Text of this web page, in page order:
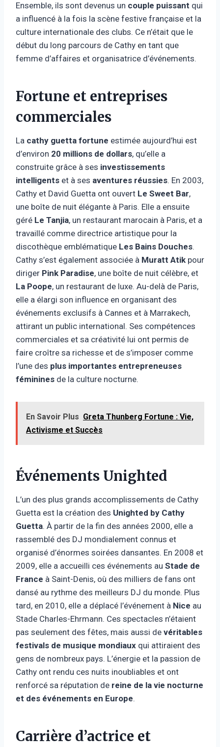
Ensemble, ils sont devenus un couple puissant qui
a influencé à la fois la scène festive française et la
culture internationale des clubs. Ce n’était que le
début du long parcours de Cathy en tant que
femme d’affaires et organisatrice d’événements.
Fortune et entreprises
commerciales
La cathy guetta fortune estimée aujourd’hui est
d’environ 20 millions de dollars, qu’elle a
construite grâce à ses investissements
intelligents et à ses aventures réussies. En 2003,
Cathy et David Guetta ont ouvert Le Sweet Bar,
une boîte de nuit élégante à Paris. Elle a ensuite
géré Le Tanjia, un restaurant marocain à Paris, et a
travaillé comme directrice artistique pour la
discothèque emblématique Les Bains Douches.
Cathy s’est également associée à Muratt Atik pour
diriger Pink Paradise, une boîte de nuit célèbre, et
La Poope, un restaurant de luxe. Au-delà de Paris,
elle a élargi son influence en organisant des
événements exclusifs à Cannes et à Marrakech,
attirant un public international. Ses compétences
commerciales et sa créativité lui ont permis de
faire croître sa richesse et de s’imposer comme
l’une des plus importantes entrepreneuses
féminines de la culture nocturne.
En Savoir Plus Greta Thunberg Fortune : Vie,
Activisme et Succès
Événements Unighted
L’un des plus grands accomplissements de Cathy
Guetta est la création des Unighted by Cathy
Guetta. À partir de la fin des années 2000, elle a
rassemblé des DJ mondialement connus et
organisé d’énormes soirées dansantes. En 2008 et
2009, elle a accueilli ces événements au Stade de
France à Saint-Denis, où des milliers de fans ont
dansé au rythme des meilleurs DJ du monde. Plus
tard, en 2010, elle a déplacé l’événement à Nice au
Stade Charles-Ehrmann. Ces spectacles n’étaient
pas seulement des fêtes, mais aussi de véritables
festivals de musique mondiaux qui attiraient des
gens de nombreux pays. L’énergie et la passion de
Cathy ont rendu ces nuits inoubliables et ont
renforcé sa réputation de reine de la vie nocturne
et des événements en Europe.
Carrière d’actrice et